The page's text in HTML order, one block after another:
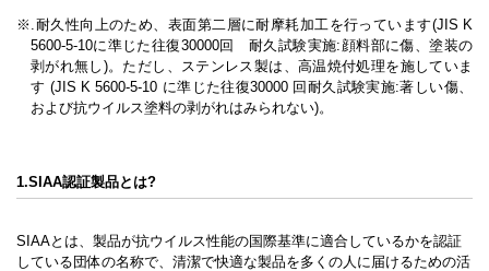
※.耐久性向上のため、表面第二層に耐摩耗加工を行っています(JIS K
5600-5-10に準じた往復30000回 耐久試験実施:顔料部に傷、塗装の
剥がれ無し)。ただし、ステンレス製は、高温焼付処理を施していま
す (JIS K 5600-5-10 に準じた往復30000 回耐久試験実施:著しい傷、
および抗ウイルス塗料の剥がれはみられない)。
1.SIAA認証製品とは?
SIAAとは、製品が抗ウイルス性能の国際基準に適合しているかを認証
している団体の名称で、清潔で快適な製品を多くの人に届けるための活